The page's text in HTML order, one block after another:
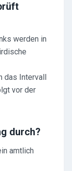
werden in
das Intervall
vor der
durch?
amtlich